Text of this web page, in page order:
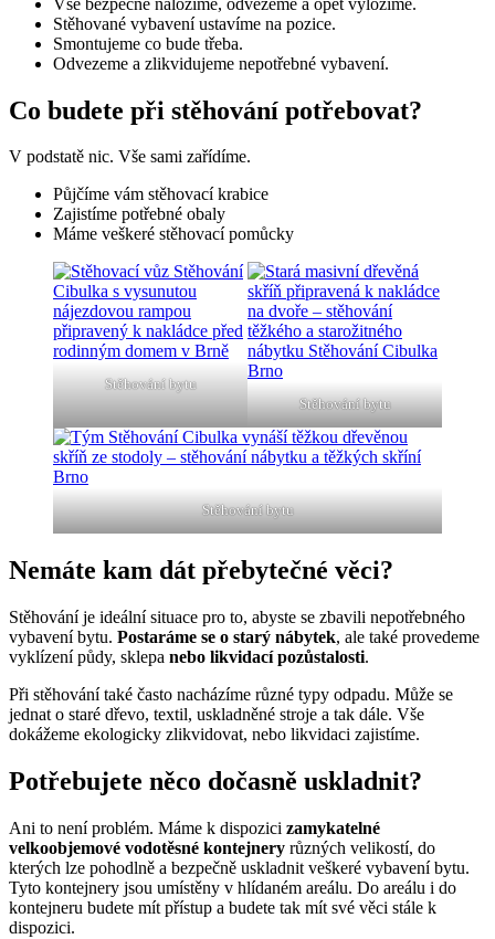
Stěhované vybavení ustavíme na pozice.
Smontujeme co bude třeba.
Odvezeme a zlikvidujeme nepotřebné vybavení.
Co budete při stěhování potřebovat?
V podstatě nic. Vše sami zařídíme.
Půjčíme vám stěhovací krabice
Zajistíme potřebné obaly
Máme veškeré stěhovací pomůcky
Stěhování bytu
Stěhování bytu
Stěhování bytu
Nemáte kam dát přebytečné věci?
Stěhování je ideální situace pro to, abyste se zbavili nepotřebného
vybavení bytu. Postaráme se o starý nábytek, ale také provedeme
vyklízení půdy, sklepa nebo likvidací pozůstalosti.
Při stěhování také často nacházíme různé typy odpadu. Může se
jednat o staré dřevo, textil, uskladněné stroje a tak dále. Vše
dokážeme ekologicky zlikvidovat, nebo likvidaci zajistíme.
Potřebujete něco dočasně uskladnit?
Ani to není problém. Máme k dispozici zamykatelné
velkoobjemové vodotěsné kontejnery různých velikostí, do
kterých lze pohodlně a bezpečně uskladnit veškeré vybavení bytu.
Tyto kontejnery jsou umístěny v hlídaném areálu. Do areálu i do
kontejneru budete mít přístup a budete tak mít své věci stále k
dispozici.